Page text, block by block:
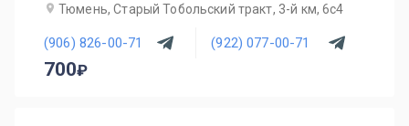
Тюмень, Старый Тобольский тракт, 3-й км, 6с4
(906) 826-00-71 (922) 077-00-71
700